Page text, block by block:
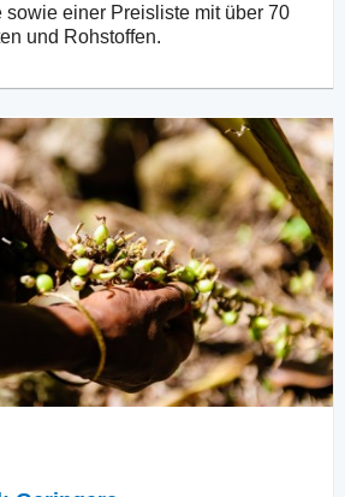
sowie einer Preisliste mit über 70
und Rohstoffen.